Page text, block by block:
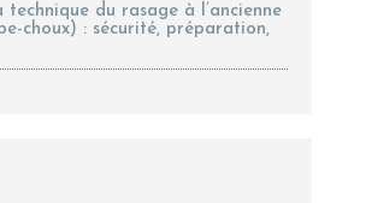
du rasage à l’ancienne
choux) : sécurité, préparation,